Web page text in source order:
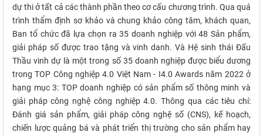
dự thi ở tất cả các thành phần theo cơ cấu chương trình. Qua quá
trình thẩm định sơ khảo và chung khảo công tâm, khách quan,
Ban tổ chức đã lựa chọn ra 35 doanh nghiệp với 48 Sản phẩm,
giải pháp số được trao tặng và vinh danh. Và Hệ sinh thái Đấu
Thầu vinh dự là một trong số 35 doanh nghiệp được biểu dương
trong TOP Công nghiệp 4.0 Việt Nam - I4.0 Awards năm 2022 ở
hạng mục 3: TOP doanh nghiệp có sản phẩm số thông minh và
giải pháp công nghệ công nghiệp 4.0. Thông qua các tiêu chí:
Đánh giá sản phẩm, giải pháp công nghệ số (CNS), kế hoạch,
chiến lược quảng bá và phát triển thị trường cho sản phẩm hay